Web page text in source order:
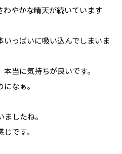
やかな晴天が続いています
っぱいに吸い込んでしまいま
当に気持ちが良いです。
なぁ。
したね。
です。